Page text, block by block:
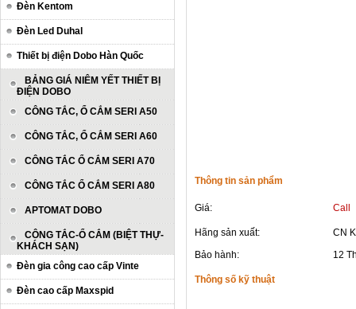
Đèn Kentom
Đèn Led Duhal
Thiết bị điện Dobo Hàn Quốc
BẢNG GIÁ NIÊM YẾT THIẾT BỊ
ĐIỆN DOBO
CÔNG TẮC, Ổ CẮM SERI A50
CÔNG TẮC, Ổ CẮM SERI A60
CÔNG TẮC Ổ CẮM SERI A70
CÔNG TẮC Ổ CẮM SERI A80
APTOMAT DOBO
CÔNG TẮC-Ổ CẮM (BIỆT THỰ-
KHÁCH SẠN)
Đèn gia công cao cấp Vinte
Đèn cao cấp Maxspid
Thông tin sản phẩm
Giá: Call
Hãng sản xuất:
CN
Bảo hành:
12
Thông số kỹ thuật